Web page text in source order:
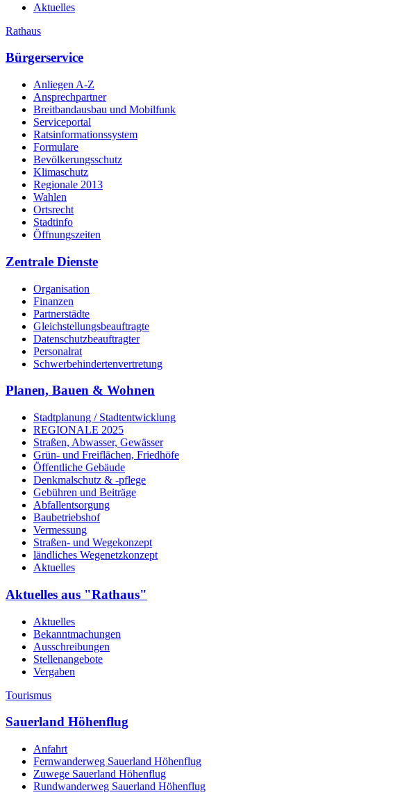
Aktuelles
Rathaus
Bürgerservice
Anliegen A-Z
Ansprechpartner
Breitbandausbau und Mobilfunk
Serviceportal
Ratsinformationssystem
Formulare
Bevölkerungsschutz
Klimaschutz
Regionale 2013
Wahlen
Ortsrecht
Stadtinfo
Öffnungszeiten
Zentrale Dienste
Organisation
Finanzen
Partnerstädte
Gleichstellungsbeauftragte
Datenschutzbeauftragter
Personalrat
Schwerbehinderten­vertretung
Planen, Bauen & Wohnen
Stadtplanung / Stadtentwicklung
REGIONALE 2025
Straßen, Abwasser, Gewässer
Grün- und Freiflächen, Friedhöfe
Öffentliche Gebäude
Denkmalschutz & -pflege
Gebühren und Beiträge
Abfallentsorgung
Baubetriebshof
Vermessung
Straßen- und Wegekonzept
ländliches Wegenetzkonzept
Aktuelles
Aktuelles aus "Rathaus"
Aktuelles
Bekanntmachungen
Ausschreibungen
Stellenangebote
Vergaben
Tourismus
Sauerland Höhenflug
Anfahrt
Fernwanderweg Sauerland Höhenflug
Zuwege Sauerland Höhenflug
Rundwanderweg Sauerland Höhenflug